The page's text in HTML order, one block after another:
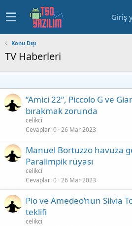
Giriş
Konu Dışı
TV Haberleri
“Amici 22”, Piccolo G ve
bırakmak zorunda
celikci
Cevaplar 0 26 Mar 2023
Manuel Bortuzzo havuza
Paralimpik rüyası
celikci
Cevaplar 0 26 Mar 2023
Pio ve Amedeo’nun Silvia
teklifi
celikci